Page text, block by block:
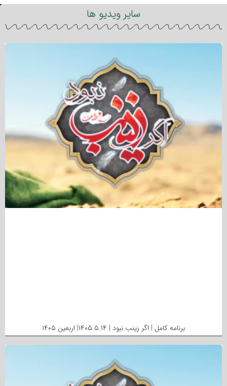
سایر ویدیو ها
برنامه کامل | اگر زینب نبود | ۱۴۰۵.۵.۱۴| اربعین ۱۴۰۵